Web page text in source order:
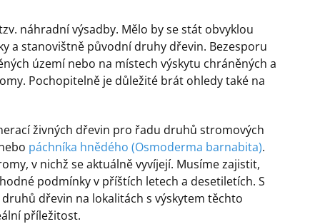
náhradní výsadby. Mělo by se stát obvyklou
a stanovištně původní druhy dřevin. Bezesporu
území nebo na místech výskytu chráněných a
Pochopitelně je důležité brát ohledy také na
živných dřevin pro řadu druhů stromových
páchníka hnědého (Osmoderma barnabita).
v nichž se aktuálně vyvíjejí. Musíme zajistit,
podmínky v příštích letech a desetiletích. S
dřevin na lokalitách s výskytem těchto
příležitost.